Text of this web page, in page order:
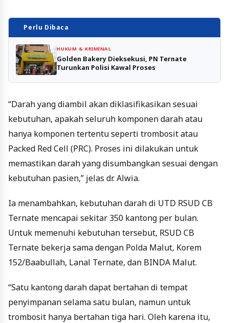
Perlu Dibaca
HUKUM & KRIMINAL
Golden Bakery Dieksekusi, PN Ternate
Turunkan Polisi Kawal Proses
“Darah yang diambil akan diklasifikasikan sesuai
kebutuhan, apakah seluruh komponen darah atau
hanya komponen tertentu seperti trombosit atau
Packed Red Cell (PRC). Proses ini dilakukan untuk
memastikan darah yang disumbangkan sesuai dengan
kebutuhan pasien,” jelas dr. Alwia.
Ia menambahkan, kebutuhan darah di UTD RSUD CB
Ternate mencapai sekitar 350 kantong per bulan.
Untuk memenuhi kebutuhan tersebut, RSUD CB
Ternate bekerja sama dengan Polda Malut, Korem
152/Baabullah, Lanal Ternate, dan BINDA Malut.
“Satu kantong darah dapat bertahan di tempat
penyimpanan selama satu bulan, namun untuk
trombosit hanya bertahan tiga hari. Oleh karena itu,